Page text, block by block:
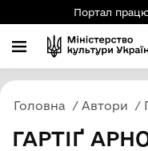
Портал
Головна Автори
ГАРТІҐ